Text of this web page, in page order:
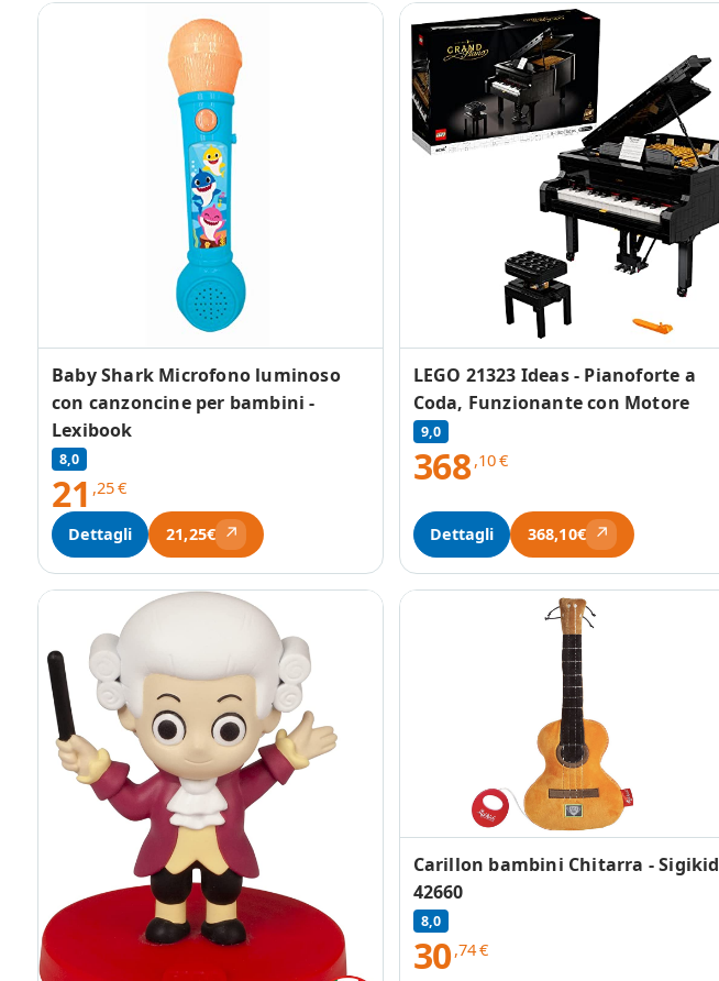
Baby Shark Microfono luminoso
con canzoncine per bambini -
Lexibook
8,0
21 ,25€
Dettagli 21,25€ ↗
LEGO 21323 Ideas - Pianoforte a
Coda, Funzionante con Motore
9,0
368,10€
Dettagli 368,10€ ↗
Carillon bambini Chitarra - Sigikid
42660
8,0
30,74€